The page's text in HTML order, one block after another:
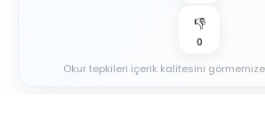
👎
0
Okur tepkileri içerik kalitesini görmemize